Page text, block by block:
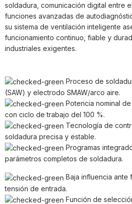
soldadura, comunicación digital entre
funciones avanzadas de
su sistema de ventilación inteligente
funcionamiento continuo, fiable y
industriales exigentes.
Proceso de
(SAW) y electrodo SMAW/arco aire.
Potencia nominal
con ciclo de trabajo del 100 %.
Tecnología de
soldadura precisa y estable.
Programas
parámetros completos de soldadura.
Baja influencia ante
tensión de entrada.
Función de